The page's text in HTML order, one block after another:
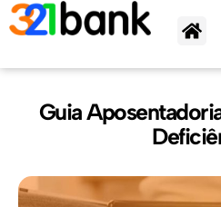
para
conteúdo
Guia